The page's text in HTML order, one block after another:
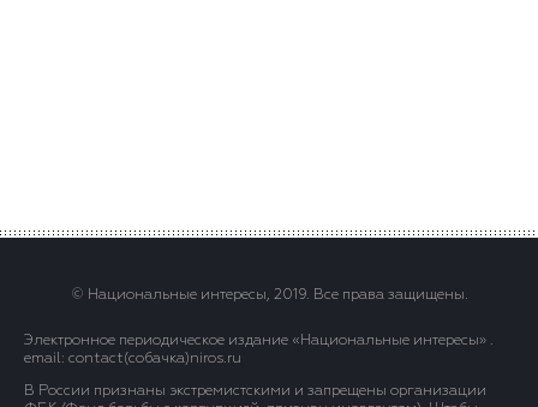
© Национальные интересы, 2019. Все права защищены.
Электронное периодическое издание «Национальные интересы» .
email: contact(сoбaчка)niros.ru
В России признаны экстремистскими и запрещены организации